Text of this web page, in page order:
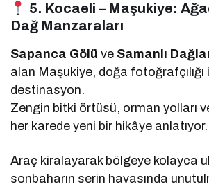
5. Kocaeli – Maşukiye:
Dağ Manzaraları
Sapanca Gölü ve Samanlı
alan Maşukiye, doğa
destinasyon.
Zengin bitki örtüsü, orman yolları
her karede yeni bir hikâye anlatıyor.
Araç kiralayarak bölgeye kolayca
sonbaharın serin havasında